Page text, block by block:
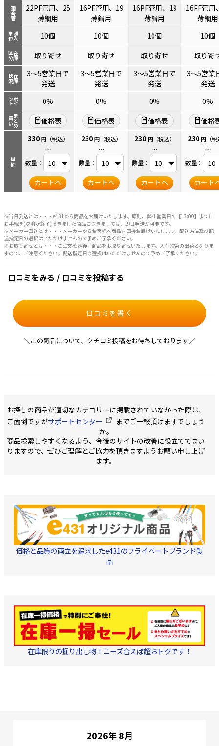
適合管
購入
単位
在庫
区分
在庫
状況
ポイ
ント
まとめ
買い
単価
22PF管用、25
薄鋼用
16PF管用、19
薄鋼用
16PF管用、19
薄鋼用
16PF管用
薄鋼用
10個
10個 10個
10個
取り寄せ
取り寄せ 取り寄せ
取り寄
3～5営業日で
発送
3～5営業日で
発送
3～5営業日で
発送
3～5営業
発送
0%
0% 0%
0%
価格表
価格表 価格表
価格
330円 （税込）
～
数量：
カートへ
230円 （税込）
～
数量：
カートへ
230円 （税込）
～
数量：
カートへ
230円 （
～
数量：
カート
※当日発送とは・・・e431から商品をお届けいたします。原則、弊社営業日の【13:00】までに
お手続き(決済が終了)頂きました商品につきましては、即日発送が可能です。
※メーカー直送とは・・・メーカーからお客様へ商品を直接お届けいたします。配送方法及び配
送指定日の選択はいただけませんので予めご了承ください。
※お取り寄せとは・・・ご注文確定後、商品をお取り寄せいたします。入荷次第の出荷となりま
すので、ご注意ください。配送指定日の選択はいただけませんので予めご了承ください。
口コミをみる / 口コミを投稿する
口コミを書く
＼この商品について、クチコミ投稿をお待ちしております／
お探しの商品が適切なカテゴリーに掲載されていなかった際は、
ご面倒ですがサポートセンター
までご一報頂けますでしょう
か。
商品検索しやすくなるよう、今後のサイトの改善に役立ててまい
りますので、ぜひご理解とご協力を頂きますようお願い申し上げ
ます。
価格と品質の両立を追求したe431のプライベートブランド製
品
在庫限りの掘り出し物！ニーズ合えば超おトクです！
2026年 8月